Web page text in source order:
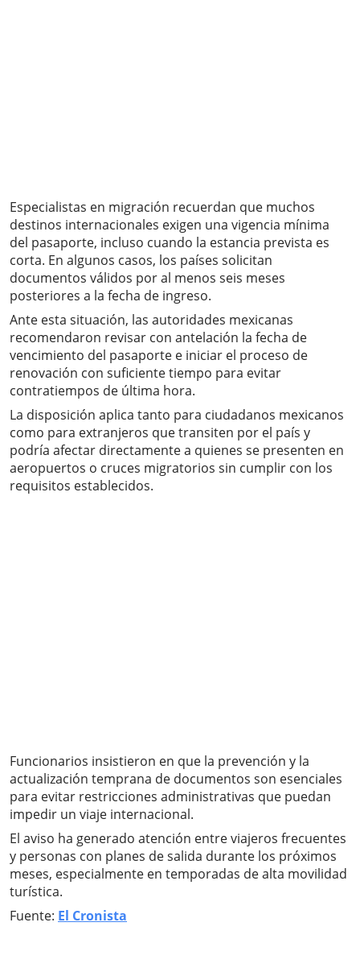
Especialistas en migración recuerdan que muchos
destinos internacionales exigen una vigencia mínima
del pasaporte, incluso cuando la estancia prevista es
corta. En algunos casos, los países solicitan
documentos válidos por al menos seis meses
posteriores a la fecha de ingreso.
Ante esta situación, las autoridades mexicanas
recomendaron revisar con antelación la fecha de
vencimiento del pasaporte e iniciar el proceso de
renovación con suficiente tiempo para evitar
contratiempos de última hora.
La disposición aplica tanto para ciudadanos mexicanos
como para extranjeros que transiten por el país y
podría afectar directamente a quienes se presenten en
aeropuertos o cruces migratorios sin cumplir con los
requisitos establecidos.
Funcionarios insistieron en que la prevención y la
actualización temprana de documentos son esenciales
para evitar restricciones administrativas que puedan
impedir un viaje internacional.
El aviso ha generado atención entre viajeros frecuentes
y personas con planes de salida durante los próximos
meses, especialmente en temporadas de alta movilidad
turística.
Fuente: El Cronista